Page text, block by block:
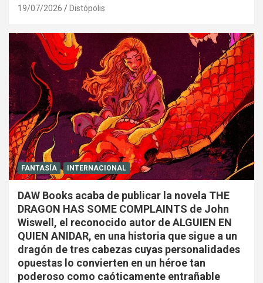
19/07/2026 Distópolis
FANTASÍA INTERNACIONAL
DAW Books acaba de publicar la novela THE
DRAGON HAS SOME COMPLAINTS de John
Wiswell, el reconocido autor de ALGUIEN EN
QUIEN ANIDAR, en una historia que sigue a un
dragón de tres cabezas cuyas personalidades
opuestas lo convierten en un héroe tan
poderoso como caóticamente entrañable